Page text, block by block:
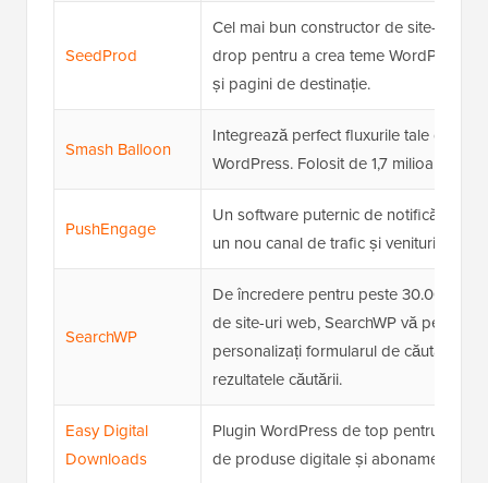
SeedProd
Cel mai bun constructor de site-uri
drop pentru a crea teme WordPress
și pagini de destinație.
Smash Balloon
Integrează perfect fluxurile tale de
WordPress. Folosit de 1,7 milioane de
PushEngage
Un software puternic de notificări
un nou canal de trafic și venituri pe
SearchWP
De încredere pentru peste 30.000 de
de site-uri web, SearchWP vă permite
personalizați formularul de căutare
rezultatele căutării.
Easy Digital
Downloads
Plugin WordPress de top pentru
de produse digitale și abonamente.